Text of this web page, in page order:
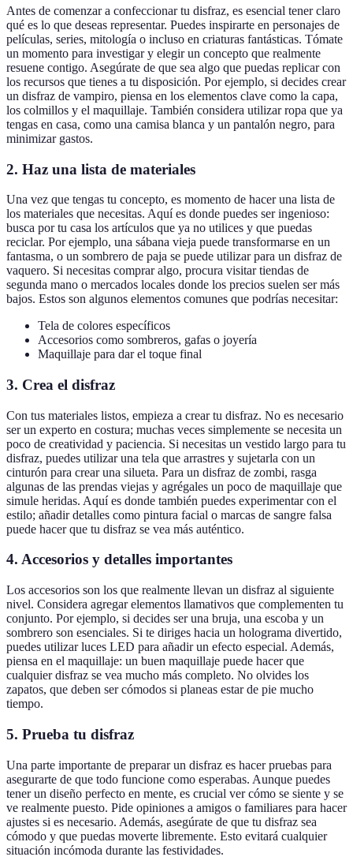
Antes de comenzar a confeccionar tu disfraz, es esencial tener claro
qué es lo que deseas representar. Puedes inspirarte en personajes de
películas, series, mitología o incluso en criaturas fantásticas. Tómate
un momento para investigar y elegir un concepto que realmente
resuene contigo. Asegúrate de que sea algo que puedas replicar con
los recursos que tienes a tu disposición. Por ejemplo, si decides crear
un disfraz de vampiro, piensa en los elementos clave como la capa,
los colmillos y el maquillaje. También considera utilizar ropa que ya
tengas en casa, como una camisa blanca y un pantalón negro, para
minimizar gastos.
2. Haz una lista de materiales
Una vez que tengas tu concepto, es momento de hacer una lista de
los materiales que necesitas. Aquí es donde puedes ser ingenioso:
busca por tu casa los artículos que ya no utilices y que puedas
reciclar. Por ejemplo, una sábana vieja puede transformarse en un
fantasma, o un sombrero de paja se puede utilizar para un disfraz de
vaquero. Si necesitas comprar algo, procura visitar tiendas de
segunda mano o mercados locales donde los precios suelen ser más
bajos. Estos son algunos elementos comunes que podrías necesitar:
Tela de colores específicos
Accesorios como sombreros, gafas o joyería
Maquillaje para dar el toque final
3. Crea el disfraz
Con tus materiales listos, empieza a crear tu disfraz. No es necesario
ser un experto en costura; muchas veces simplemente se necesita un
poco de creatividad y paciencia. Si necesitas un vestido largo para tu
disfraz, puedes utilizar una tela que arrastres y sujetarla con un
cinturón para crear una silueta. Para un disfraz de zombi, rasga
algunas de las prendas viejas y agrégales un poco de maquillaje que
simule heridas. Aquí es donde también puedes experimentar con el
estilo; añadir detalles como pintura facial o marcas de sangre falsa
puede hacer que tu disfraz se vea más auténtico.
4. Accesorios y detalles importantes
Los accesorios son los que realmente llevan un disfraz al siguiente
nivel. Considera agregar elementos llamativos que complementen tu
conjunto. Por ejemplo, si decides ser una bruja, una escoba y un
sombrero son esenciales. Si te diriges hacia un holograma divertido,
puedes utilizar luces LED para añadir un efecto especial. Además,
piensa en el maquillaje: un buen maquillaje puede hacer que
cualquier disfraz se vea mucho más completo. No olvides los
zapatos, que deben ser cómodos si planeas estar de pie mucho
tiempo.
5. Prueba tu disfraz
Una parte importante de preparar un disfraz es hacer pruebas para
asegurarte de que todo funcione como esperabas. Aunque puedes
tener un diseño perfecto en mente, es crucial ver cómo se siente y se
ve realmente puesto. Pide opiniones a amigos o familiares para hacer
ajustes si es necesario. Además, asegúrate de que tu disfraz sea
cómodo y que puedas moverte libremente. Esto evitará cualquier
situación incómoda durante las festividades.